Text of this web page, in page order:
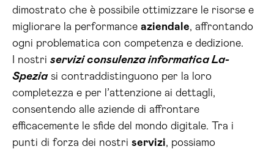
dimostrato che è possibile ottimizzare le risorse e
migliorare la performance aziendale, affrontando
ogni problematica con competenza e dedizione.
I nostri servizi consulenza informatica La-
Speziasi contraddistinguono per la loro
completezza e per l’attenzione ai dettagli,
consentendo alle aziende di affrontare
efficacemente le sfide del mondo digitale. Tra i
punti di forza dei nostri servizi, possiamo